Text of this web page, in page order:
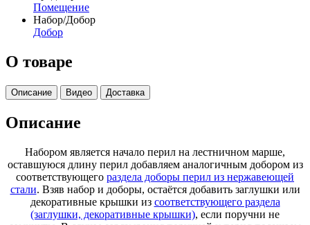
Помещение
Набор/Добор
Добор
О товаре
Описание Видео Доставка
Описание
Набором является начало перил на лестничном марше,
оставшуюся длину перил добавляем аналогичным добором из
соответствующего раздела доборы перил из нержавеющей
стали. Взяв набор и доборы, остаётся добавить заглушки или
декоративные крышки из соответствующего раздела
(заглушки, декоративные крышки), если поручни не